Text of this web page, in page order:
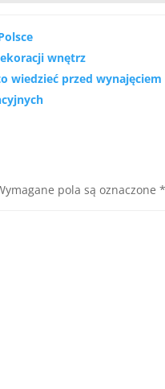
wnętrz
wiedzieć przed wynajęciem
pola są oznaczone *